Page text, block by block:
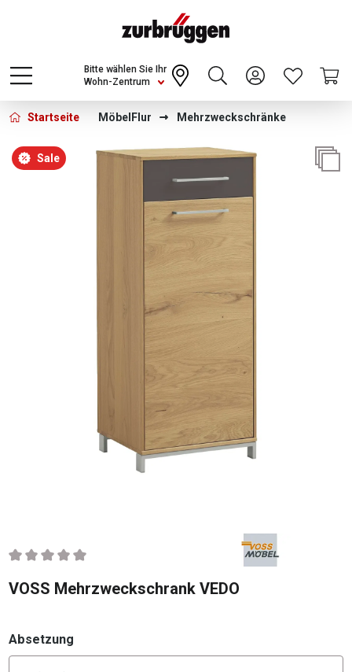
Choose a different country or region to see
content for your location and shop online
CONTINUE
Wohn-Zentrum
Bitte wählen Sie Ihr
Startseite Möbel Flur Mehrzweckschränke
Bildergalerie überspringen
Sale
Durchschnittliche Bewertung von 0 von 5 Sternen
VOSS Mehrzweckschrank VEDO
Absetzung